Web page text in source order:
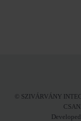
© SZIVÁRVÁNY